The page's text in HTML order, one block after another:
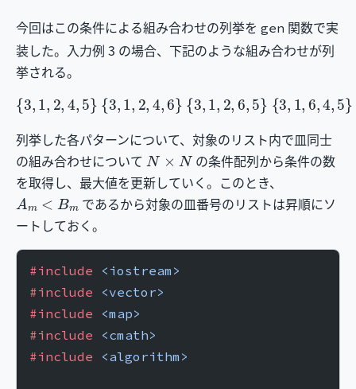
今回はこの条件による組み合わせの列挙を gen 関数で実
装した。入力例 3 の場合、下記のような組み合わせが列
挙される。
{3, 1 2,4 ,5 }{ 3,1 2 4, 6} {3, 1,2 6 5} {3 ,1 6,4 5 { 3, 4,2
列挙した各パターンについて、対象のリスト内で皿同士
の組み合わせについて N× N
の条件配列から条件の数
を取得し、最大値を更新していく。このとき、
Am<Bm であるから対象の皿番号のリストは昇順にソ
ートしておく。
#include <iostream>
#include <vector>
#include <map>
#include <cmath>
#include <algorithm>